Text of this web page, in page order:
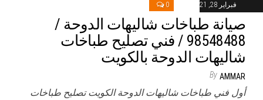
فبراير 28, 2021 0
صيانة طباخات شاليهات الدوحة /
98548488 / فني تصليح طباخات
شاليهات الدوحة بالكويت
By AMMAR
أول فني طباخات شاليهات الدوحة الكويت تصليح طباخات